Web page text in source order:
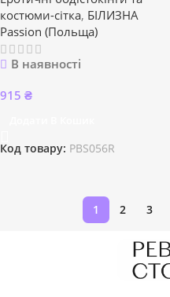
костюми-сітка, БІЛИЗНА
Passion (Польща)
В наявності
915 ₴
Код товару: PBS056R
1 2 3